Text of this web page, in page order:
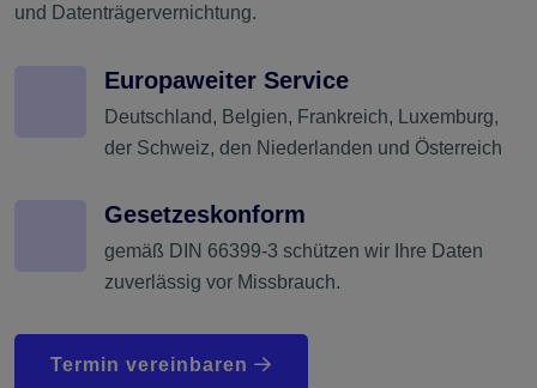
und Datenträgervernichtung.
Europaweiter Service
Deutschland, Belgien, Frankreich, Luxemburg,
der Schweiz, den Niederlanden und Österreich
Gesetzeskonform
gemäß DIN 66399-3 schützen wir Ihre Daten
zuverlässig vor Missbrauch.
Termin vereinbaren